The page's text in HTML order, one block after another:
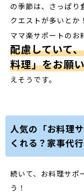
の季節は、さっぱり
クエストが多いとか！
ママ楽サポートのお
配慮していて
料理」をお願
えそうです。
人気の「お料理
くれる？家事代
続いて、お料理サポ
う！